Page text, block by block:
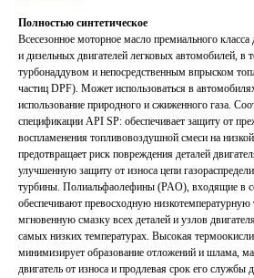
Полностью синтетическое
Всесезонное моторное масло премиального
и дизельных двигателей легковых автомобилей, в
турбонаддувом и непосредственным впрыском
частиц DPF). Может использоваться в
использование природного и сжиженного газа.
спецификации API SP: обеспечивает защиту от
воспламенения топливовоздушной смеси на
предотвращает риск повреждения деталей
улучшенную защиту от износа цепи
турбины. Полиальфаолефины (PAO), входящие в
обеспечивают превосходную низкотемпературную
мгновенную смазку всех деталей и узлов
самых низких температурах. Высокая
минимизирует образование отложений и шлама,
двигатель от износа и продлевая срок его